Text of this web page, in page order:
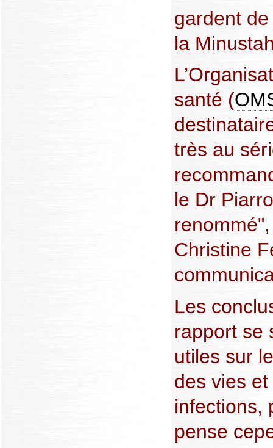
gardent
la
santé (
très au
le Dr
Christine
Les
rapport se
utiles sur
des vies
infections,
pense